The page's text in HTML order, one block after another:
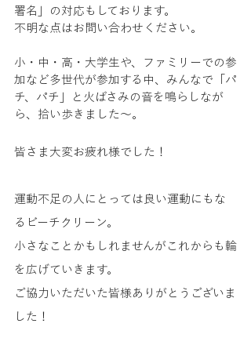
署名」の対応もしております。
不明な点はお問い合わせください。
小・中・高・大学生や、ファミリーでの参
加など多世代が参加する中、みんなで「パ
チ、パチ」と火ばさみの音を鳴らしなが
ら、拾い歩きました～。
皆さま大変お疲れ様でした！
運動不足の人にとっては良い運動にもな
るビーチクリーン。
小さなことかもしれませんがこれからも輪
を広げていきます。
ご協力いただいた皆様ありがとうございま
した！